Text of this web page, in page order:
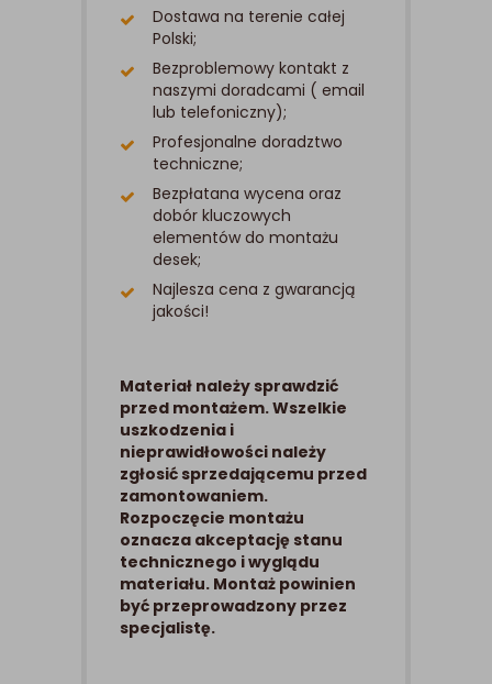
Dostawa na terenie całej
Polski;
Bezproblemowy kontakt z
naszymi doradcami ( email
lub telefoniczny);
Profesjonalne doradztwo
techniczne;
Bezpłatana wycena oraz
dobór kluczowych
elementów do montażu
desek;
Najlesza cena z gwarancją
jakości!
Materiał należy sprawdzić
przed montażem. Wszelkie
uszkodzenia i
nieprawidłowości należy
zgłosić sprzedającemu przed
zamontowaniem.
Rozpoczęcie montażu
oznacza akceptację stanu
technicznego i wyglądu
materiału. Montaż powinien
być przeprowadzony przez
specjalistę.